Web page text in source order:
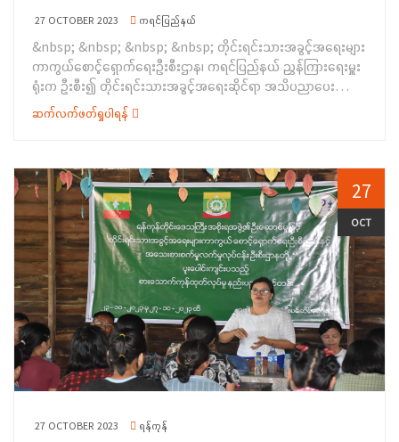
27 OCTOBER 2023 ကရင်ပြည်နယ်
&nbsp; &nbsp; &nbsp; &nbsp; တိုင်းရင်းသားအခွင့်အရေးများ
ကာကွယ်စောင့်ရှောက်ရေးဦးစီးဌာန၊ ကရင်ပြည်နယ် ညွှန်ကြားရေးမှူး
ရုံးက ဦးစီး၍ တိုင်းရင်းသားအခွင့်အရေးဆိုင်ရာ အသိပညာပေး
ဟောပြောခြင်းနှင့် ရပ်ရွာအခြေပြုအသက်မွေးဝမ်းကျောင်းပညာ
လိုအပ်ချက်တို့ကို ဆန်းစစ်စီမံခြင်းအစီအစဉ်ကို (၂၄-၁၀-၂၀၂၃) ရက်
ပြုလုပ်ခဲ့ပါသည်။&nbsp; အခမ်းအနားတွင် တိုင်းရင်းသား
အခွင့်အရေးများကာကွယ်စောင့်ရှောက်ရေးဦးစီးဌာန၊ ကရင်ပြည်နယ်၊
ညွှန်ကြားရေးမှူးရုံးမှ ဒုတိယညွှန်ကြားရေးမှူး ဦးကျော်စိုးက
တိုင်းရင်းသားလူမျိုးများ၏ အခွင့်အရေးကာကွယ်စောင့်ရှောက်သည့်
ဥပဒေ၊ နည်းဥပဒေများအကြောင်း၊&nbsp; ရှေ့လုပ်ငန်းစဉ်များနှင့်
မဟာဗျူဟာကိစ္စများအားလည်းကောင်း၊ ပတ်ဝန်းကျင်ထိန်းသိမ်းရေး
ဦးစီးဌာနမှ လက်ထောက်ညွှန်ကြားရေးမှူး ဦးကျော်ဆန်းက
ပတ်ဝန်းကျင်စီမံခန့်ခွဲမှုနှင့် ရာသီ ဥတုပြောင်းလဲမှုဆိုင်ရာ ကိစ္စ ရပ်များ
အား တိုင်းရင်းသားပြည်သူများ အသိပညာအသိအမြင်များ တိုးပွားလာ
စေရန် ရှင်းလင်းဟောပြောခဲ့ပါသည်။ ဆက်လက်၍ လှိုင်းဘွဲမြို့နယ်၊
လူမှုဝန်ထမ်းဦးစီးဌာနမှ ဦးစီးမှူး ဦးစိုင်းရန်နိုင်က ကလေးသူငယ်
အခွင့်အရေးများ၊ ကလေးသူငယ်ကာကွယ်စောင့်ရှောက်ခြင်းဆိုင်ရာ
သန်စွမ်းအခွင့်အရေးများ၊ လူမှုရေးပင်စင်များ၊ ကိုယ်ဝန်ဆောင်
ဆက်လက်ဖတ်ရှုပါရန်
27
OCT
27 OCTOBER 2023 ရန်ကုန်